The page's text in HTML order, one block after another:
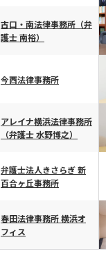
古口・南法律事務所（弁
護士 南裕）
今西法律事務所
アレイナ横浜法律事務所
（弁護士 水野博之）
弁護士法人きさらぎ 新
百合ヶ丘事務所
春田法律事務所 横浜オ
フィス